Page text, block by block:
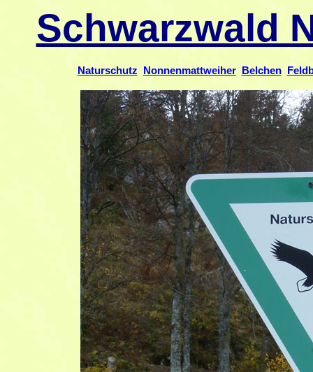
Schwarzwald
Naturschutz Nonnenmattweiher Belchen